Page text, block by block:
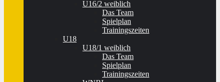
U16/2 weiblich
Das Team
Spielplan
Trainingszeiten
U18
U18/1 weiblich
Das Team
Spielplan
Trainingszeiten